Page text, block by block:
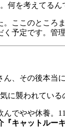
を考えてるん
ここのところ
予定です。管
、その後本当
襲われてい
でやや休養。
『キャットルー